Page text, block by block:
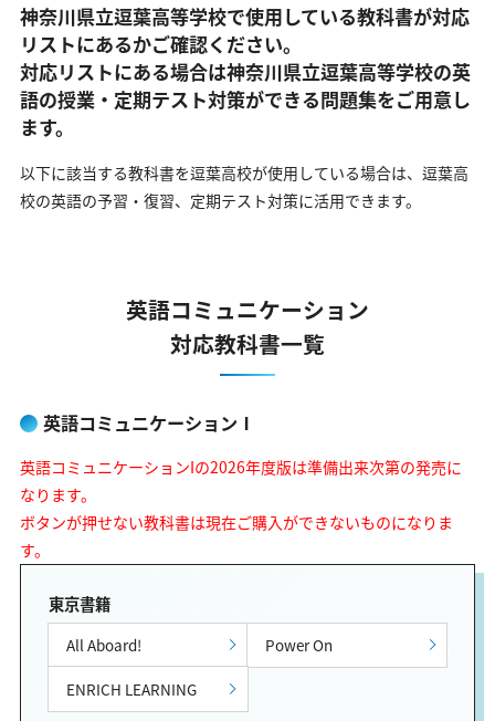
神奈川県立逗葉高等学校で使用している教科書が対応
リストにあるかご確認ください。
対応リストにある場合は神奈川県立逗葉高等学校の英
語の授業・定期テスト対策ができる問題集をご用意し
ます。
以下に該当する教科書を逗葉高校が使用している場合は、 逗葉高
校の英語の予習・復習、定期テスト対策に活用できます。
英語コミュニケーション
対応教科書一覧
英語コミュニケーションⅠ
英語コミュニケーションIの2026年度版は準備出来次第の発売に
なります。
ボタンが押せない教科書は現在ご購入ができないものになりま
す。
東京書籍
All Aboard!
Power On
ENRICH LEARNING